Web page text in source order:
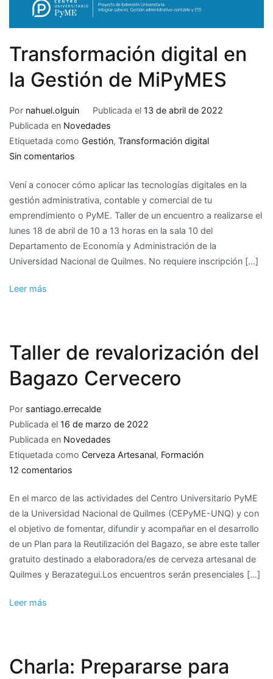
Transformación digital en
la Gestión de MiPyMES
Por nahuel.olguin Publicada el 13 de abril de 2022
Publicada en Novedades
Etiquetada como Gestión, Transformación digital
Sin comentarios
digital
en
la
Gestión
de
MiPyMES
Vení a conocer cómo aplicar las tecnologías digitales en la
gestión administrativa, contable y comercial de tu
emprendimiento o PyME. Taller de un encuentro a realizarse el
lunes 18 de abril de 10 a 13 horas en la sala 10 del
Departamento de Economía y Administración de la
Universidad Nacional de Quilmes. No requiere inscripción […]
Leer más
Taller de revalorización del
Bagazo Cervecero
Por santiago.errecalde
Publicada el 16 de marzo de 2022
Publicada en Novedades
Etiquetada como Cerveza Artesanal, Formación
12 comentarios
de
revalorización
del
Bagazo
Cervecero
En el marco de las actividades del Centro Universitario PyME
de la Universidad Nacional de Quilmes (CEPyME-UNQ) y con
el objetivo de fomentar, difundir y acompañar en el desarrollo
de un Plan para la Reutilización del Bagazo, se abre este taller
gratuito destinado a elaboradora/es de cerveza artesanal de
Quilmes y Berazategui.Los encuentros serán presenciales […]
Leer más
Charla: Prepararse para